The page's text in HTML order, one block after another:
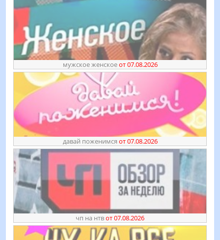
мужское женскоеот 07.08.2026
давай поженимся от 07.08.2026
чп на нтвот 07.08.2026